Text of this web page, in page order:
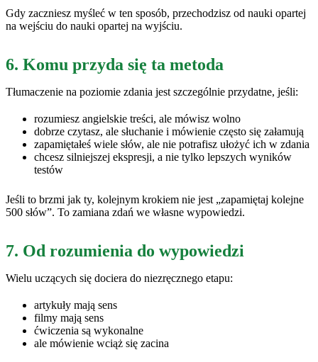
Gdy zaczniesz myśleć w ten sposób, przechodzisz od nauki opartej
na wejściu do nauki opartej na wyjściu.
6. Komu przyda się ta metoda
Tłumaczenie na poziomie zdania jest szczególnie przydatne, jeśli:
rozumiesz angielskie treści, ale mówisz wolno
dobrze czytasz, ale słuchanie i mówienie często się załamują
zapamiętałeś wiele słów, ale nie potrafisz ułożyć ich w zdania
chcesz silniejszej ekspresji, a nie tylko lepszych wyników
testów
Jeśli to brzmi jak ty, kolejnym krokiem nie jest „zapamiętaj kolejne
500 słów”. To zamiana zdań we własne wypowiedzi.
7. Od rozumienia do wypowiedzi
Wielu uczących się dociera do niezręcznego etapu:
artykuły mają sens
filmy mają sens
ćwiczenia są wykonalne
ale mówienie wciąż się zacina